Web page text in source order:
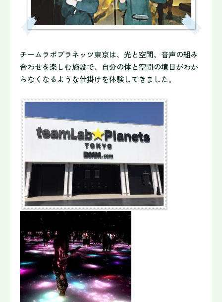
チームラボプラネッツ東京は、光と空間、音声の組み
合わせを楽しむ施設で、自分の体と空間の境目がわか
らなくなるような仕掛けを体験してきました。